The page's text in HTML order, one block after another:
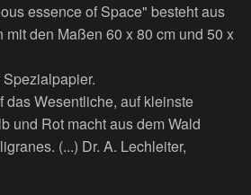
essence of Space" besteht aus
mit den Maßen 60 x 80 cm und 50 x
das Wesentliche, auf kleinste
und Rot macht aus dem Wald
(...) Dr. A. Lechleiter,